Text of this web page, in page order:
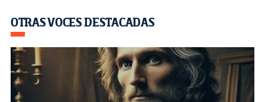
OTRAS VOCES DESTACADAS